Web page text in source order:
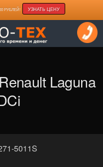
РУБЛЕЙ! УЗНАТЬ ЦЕНУ
Laguna
5011S